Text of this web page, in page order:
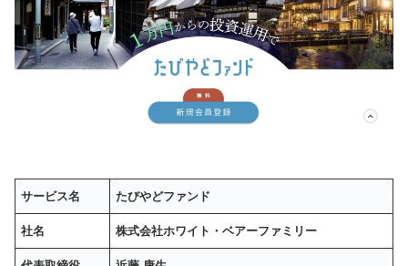
サービス名 たびやどファンド
社名 株式会社ホワイト・ベアーファミリー